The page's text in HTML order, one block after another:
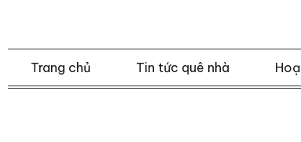
Trang chủ Tin tức quê nhà